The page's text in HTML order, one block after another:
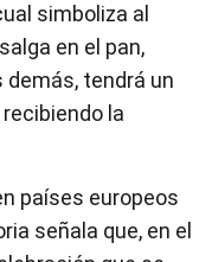
simboliza al
en el pan,
demás, tendrá un
la
países europeos
señala que, en el